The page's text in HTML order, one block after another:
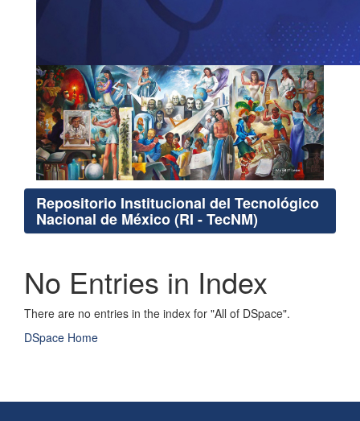
Repositorio Institucional del Tecnológico
Nacional de México (RI - TecNM)
No Entries in Index
There are no entries in the index for "All of DSpace".
DSpace Home